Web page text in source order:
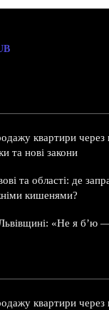
квартири
та нові закони
та області: де
кишенями?
«Не я б’ю
квартири